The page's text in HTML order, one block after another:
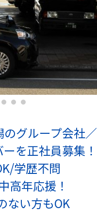
グループ会社／
を正社員募集！
学歴不問
高年応援！
ない方もOK